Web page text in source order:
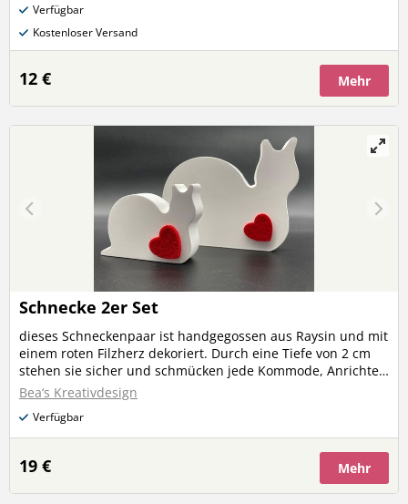
Verfügbar
Kostenloser Versand
12 € Mehr
Schnecke 2er Set
dieses Schneckenpaar ist handgegossen aus Raysin und mit
einem roten Filzherz dekoriert. Durch eine Tiefe von 2 cm
stehen sie sicher und schmücken jede Kommode, Anrichte,
Fenstersims, Tisch,... Das Set besteht aus einer großen und
einer kleinen Schnecke. Diese Schnecken lassen mit
Sicherheit jeden Salat im Garten stehen. große Schnecke:
Höhe 11 cm Breite 16 cm Tiefe 2 cm Gewicht ca. 407 Gramm
kleine Schnecke: Höhe 6,7 cm Breite 10 cm Tiefe 2 cm
Gewicht ca. 150 Gramm
Bea‘s Kreativdesign
Verfügbar
19 € Mehr